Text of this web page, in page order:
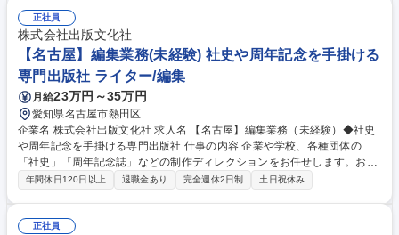
正社員
株式会社出版文化社
【名古屋】編集業務(未経験) 社史や周年記念を手掛ける
専門出版社 ライター/編集
月給23万円～35万円
愛知県名古屋市熱田区
企業名 株式会社出版文化社 求人名 【名古屋】編集業務（未経験）◆社史
や周年記念を手掛ける専門出版社 仕事の内容 企業や学校、各種団体の
「社史」「周年記念誌」などの制作ディレクションをお任せします。お客
様の歴史や想いを、打ち合わせや取材を重ねながら書籍・WEB・映像・マ
いきます。 ■具体的な業務内容 ・お客様との打ち合わせ・取材・制作スケ
年間休日120日以上 退職金あり 完全週休2日制 土日祝休み
正社員